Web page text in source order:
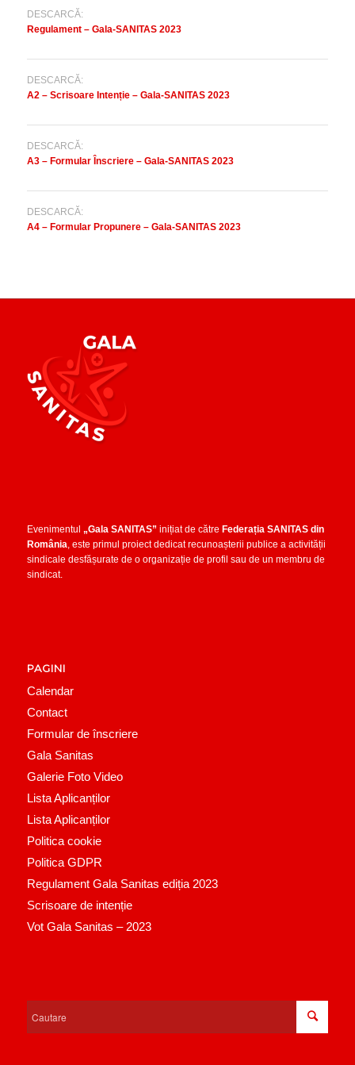
DESCARCĂ:
Regulament – Gala-SANITAS 2023
DESCARCĂ:
A2 – Scrisoare Intenție – Gala-SANITAS 2023
DESCARCĂ:
A3 – Formular Înscriere – Gala-SANITAS 2023
DESCARCĂ:
A4 – Formular Propunere – Gala-SANITAS 2023
Evenimentul „Gala SANITAS”inițiat de către Federația SANITAS din
România , este primul proiect dedicat recunoașterii publice a activității
sindicale desfășurate de o organizație de profil sau de un membru de
sindicat.
PAGINI
Calendar
Contact
Formular de înscriere
Gala Sanitas
Galerie Foto Video
Lista Aplicanților
Lista Aplicanților
Politica cookie
Politica GDPR
Regulament Gala Sanitas ediția 2023
Scrisoare de intenție
Vot Gala Sanitas – 2023